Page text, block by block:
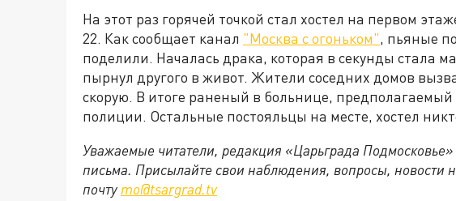
На этот раз горячей точкой стал хостел на первом
22. Как сообщает канал "Москва с огоньком", пьяные
поделили. Началась драка, которая в секунды стала
пырнул другого в живот. Жители соседних домов
скорую. В итоге раненый в больнице,
полиции. Остальные постояльцы на месте, хостел
Уважаемые читатели, редакция «Царьграда
письма. Присылайте свои наблюдения, вопросы, новости
почту mo@tsargrad.tv